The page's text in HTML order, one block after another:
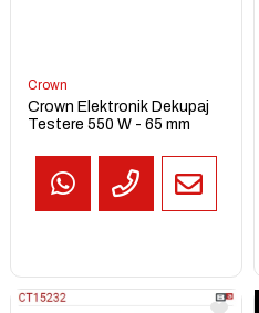
Crown
Crown Elektronik Dekupaj
Testere 550 W - 65 mm